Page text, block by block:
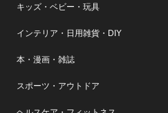
キッズ・ベビー・玩具
インテリア・日用雑貨・DIY
本・漫画・雑誌
スポーツ・アウトドア